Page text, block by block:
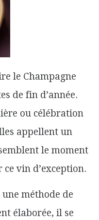
le Champagne
de fin d’année.
ou célébration
appellent un
le moment
vin d’exception.
méthode de
élaborée, il se